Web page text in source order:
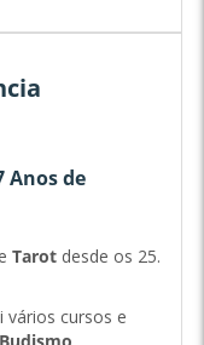
Anos de
Tarot desde os 25.
cursos e